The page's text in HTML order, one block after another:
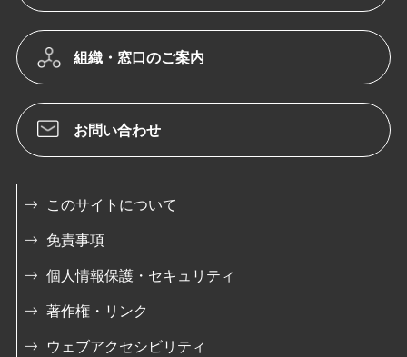
組織・窓口のご案内
お問い合わせ
このサイトについて
免責事項
個人情報保護・セキュリティ
著作権・リンク
ウェブアクセシビリティ